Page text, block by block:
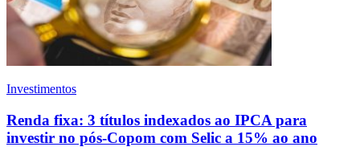
Investimentos
Renda fixa: 3 títulos indexados ao IPCA para
investir no pós-Copom com Selic a 15% ao ano